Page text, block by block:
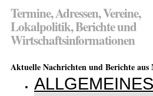
Termine, Adressen, Vereine,
Lokalpolitik, Berichte und
Wirtschaftsinformationen
Aktuelle Nachrichten und Berichte
ALLGEMEINES